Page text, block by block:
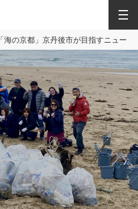
「海の京都」京丹後市が目指すニューツ